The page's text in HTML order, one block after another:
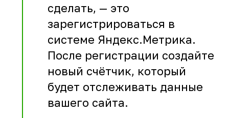
сделать, — это
зарегистрироваться в
системе Яндекс.Метрика.
После регистрации создайте
новый счётчик, который
будет отслеживать данные
вашего сайта.